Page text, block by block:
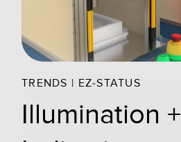
TRENDS | EZ-STATUS
Illumination +